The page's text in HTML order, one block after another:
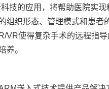
技的应用，将帮助医院实
组织形态、管理模式和患者
VR使得复杂手术的远程指
养。